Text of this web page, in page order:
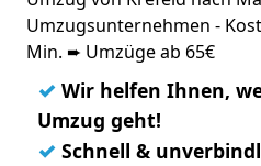
Umzugsunternehmen -
Min. ➨ Umzüge ab 65€
✓ Wir helfen Ihnen,
Umzug geht!
✓ Schnell &